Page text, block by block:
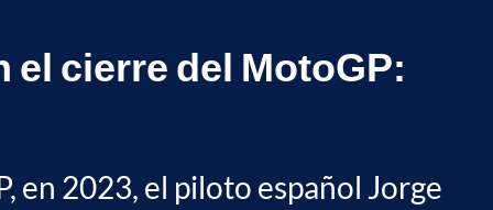
cierre del MotoGP:
en 2023, el piloto español Jorge